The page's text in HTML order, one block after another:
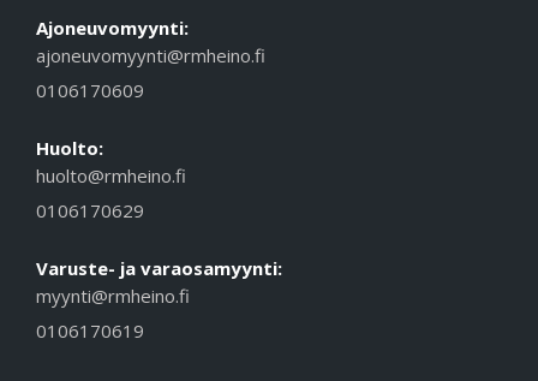
Ajoneuvomyynti:
ajoneuvomyynti@rmheino.fi
0106170609
Huolto:
huolto@rmheino.fi
0106170629
Varuste- ja varaosamyynti:
myynti@rmheino.fi
0106170619